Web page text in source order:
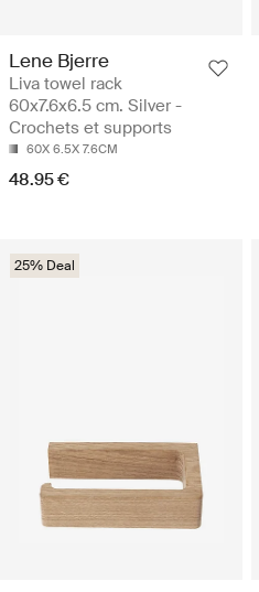
Lene Bjerre
Liva towel rack
60x7.6x6.5 cm. Silver -
Crochets et supports
60X 6.5X 7.6CM
48.95 €
25% Deal